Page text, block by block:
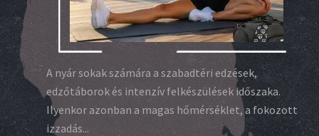
A nyár sokak számára a szabadtéri edzések,
edzőtáborok és intenzív felkészülések időszaka.
Ilyenkor azonban a magas hőmérséklet, a fokozott
izzadás...